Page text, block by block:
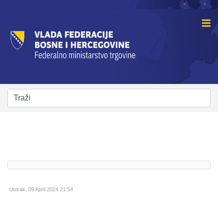
Utorak, 09 April 2024 21:54